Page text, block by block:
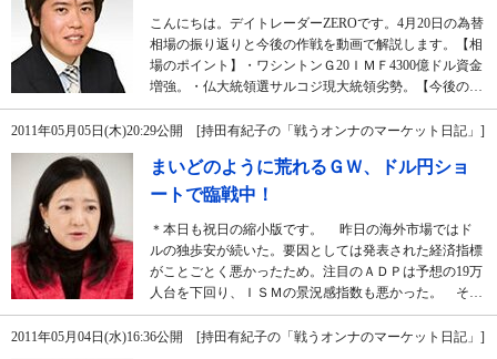
こんにちは。デイトレーダーZEROです。4月20日の為替
相場の振り返りと今後の作戦を動画で解説します。【相
場のポイント】・ワシントンＧ20ＩＭＦ4300億ドル資金
増強。・仏大統領選サルコジ現大統領劣勢。【今後の…
2011年05月05日(木)20:29公開 [持田有紀子の「戦うオンナのマーケット日記」]
まいどのように荒れるＧＷ、ドル円ショ
ートで臨戦中！
＊本日も祝日の縮小版です。 昨日の海外市場ではド
ルの独歩安が続いた。要因としては発表された経済指標
がことごとく悪かったため。注目のＡＤＰは予想の19万
人台を下回り、ＩＳＭの景況感指数も悪かった。 そ…
2011年05月04日(水)16:36公開 [持田有紀子の「戦うオンナのマーケット日記」]